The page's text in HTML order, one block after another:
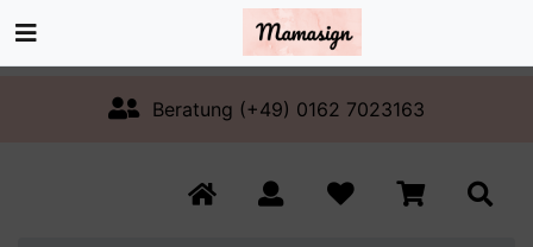
Beratung (+49) 0162 7023163